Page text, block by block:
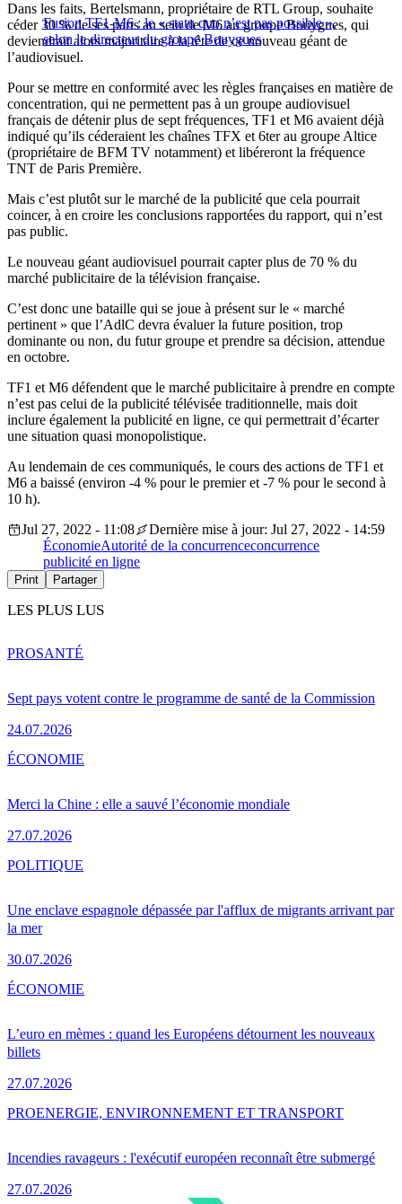
Fusion TF1-M6 : le « statu quo n’est pas possible »,
selon le directeur du groupe Bouygues
Dans les faits, Bertelsmann, propriétaire de RTL Group, souhaite
céder 30 % de ses parts au sein de M6 au groupe Bouygues, qui
deviendrait alors majoritaire à la tête de ce nouveau géant de
l’audiovisuel.
Pour se mettre en conformité avec les règles françaises en matière de
concentration, qui ne permettent pas à un groupe audiovisuel
français de détenir plus de sept fréquences, TF1 et M6 avaient déjà
indiqué qu’ils céderaient les chaînes TFX et 6ter au groupe Altice
(propriétaire de BFM TV notamment) et libéreront la fréquence
TNT de Paris Première.
Mais c’est plutôt sur le marché de la publicité que cela pourrait
coincer, à en croire les conclusions rapportées du rapport, qui n’est
pas public.
Le nouveau géant audiovisuel pourrait capter plus de 70 % du
marché publicitaire de la télévision française.
C’est donc une bataille qui se joue à présent sur le « marché
pertinent » que l’AdlC devra évaluer la future position, trop
dominante ou non, du futur groupe et prendre sa décision, attendue
en octobre.
TF1 et M6 défendent que le marché publicitaire à prendre en compte
n’est pas celui de la publicité télévisée traditionnelle, mais doit
inclure également la publicité en ligne, ce qui permettrait d’écarter
une situation quasi monopolistique.
Au lendemain de ces communiqués, le cours des actions de TF1 et
M6 a baissé (environ -4 % pour le premier et -7 % pour le second à
10 h).
Jul 27, 2022 - 11:08
Dernière mise à jour: Jul 27, 2022 - 14:59
ÉconomieAutorité de la concurrenceconcurrence
publicité en ligne
Print Partager
LES PLUS LUS
Sept pays votent contre le programme de santé de la Commission
24.07.2026
PROSANTÉ
Merci la Chine : elle a sauvé l’économie mondiale
27.07.2026
ÉCONOMIE
Une enclave espagnole dépassée par l'afflux de migrants arrivant par
la mer
30.07.2026
POLITIQUE
L’euro en mèmes : quand les Européens détournent les nouveaux
billets
27.07.2026
ÉCONOMIE
Incendies ravageurs : l'exécutif européen reconnaît être submergé
27.07.2026
PROENERGIE, ENVIRONNEMENT ET TRANSPORT